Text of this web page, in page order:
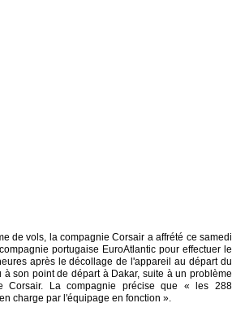
de vols, la compagnie Corsair a affrété ce samedi
portugaise EuroAtlantic pour effectuer le
après le décollage de l'appareil au départ du
son point de départ à Dakar, suite à un problème
Corsair. La compagnie précise que « les 288
charge par l'équipage en fonction ».